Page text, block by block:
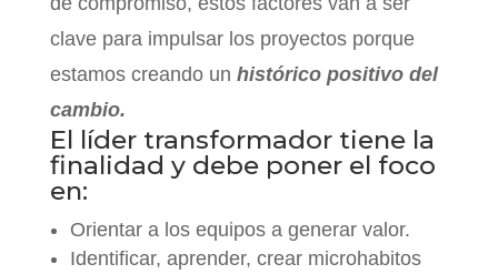
clave para impulsar los proyectos porque
estamos creando un histórico positivo del
cambio.
El líder transformador tiene la
finalidad y debe poner el foco
en:
Orientar a los equipos a generar valor.
Identificar, aprender, crear microhabitos